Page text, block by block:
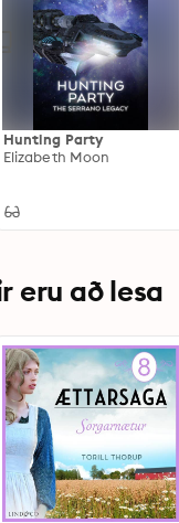
Hunting Party
Elizabeth Moon
eru að lesa